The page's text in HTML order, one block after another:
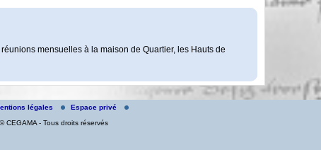
mensuelles à la maison de Quartier, les Hauts de
légales
Espace privé
CEGAMA - Tous droits réservés